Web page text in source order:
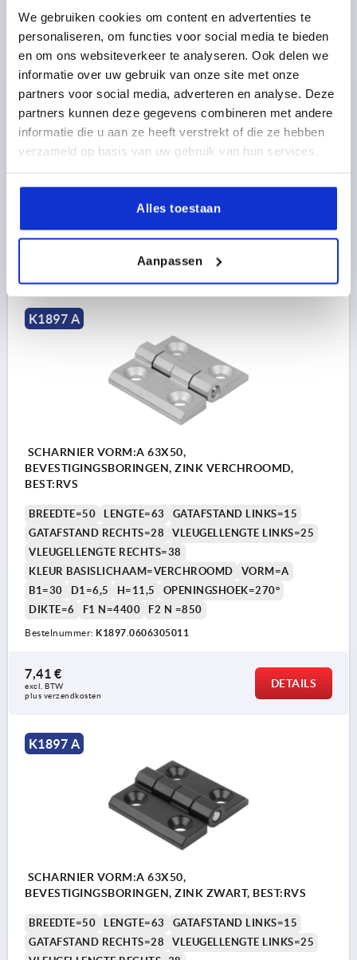
We gebruiken cookies om content en advertenties te
personaliseren, om functies voor social media te bieden
en om ons websiteverkeer te analyseren. Ook delen we
informatie over uw gebruik van onze site met onze
partners voor social media, adverteren en analyse. Deze
partners kunnen deze gegevens combineren met andere
informatie die u aan ze heeft verstrekt of die ze hebben
verzameld op basis van uw gebruik van hun services.
Alles toestaan
Aanpassen
SCHARNIER VORM:A 76X50,
BEVESTIGINGSBORINGEN, ZINK ZWART, BEST:RVS
BREEDTE=50 LENGTE=76
GATAFSTAND LINKS=28
GATAFSTAND RECHTS=28
VLEUGELLENGTE LINKS=38
VLEUGELLENGTE RECHTS=38
KLEUR BASISLICHAAM=ZWART
VORM=A
F1 N=3650
F2 N =900
K1897.0607605021
K1897 A
SCHARNIER VORM:A 63X50,
BEVESTIGINGSBORINGEN, ZINK VERCHROOMD,
BEST:RVS
BREEDTE=50 LENGTE=63
GATAFSTAND LINKS=15
GATAFSTAND RECHTS=28
VLEUGELLENGTE LINKS=25
VLEUGELLENGTE RECHTS=38
KLEUR BASISLICHAAM=VERCHROOMD
VORM=A
B1=30
D1=6,5 H=11,5
OPENINGSHOEK=270°
DIKTE=6
F1 N=4400 F2 N =850
Bestelnummer: K1897.0606305011
7,41 €
excl. BTW
plus verzendkosten
DETAILS
K1897 A
SCHARNIER VORM:A 63X50,
BEVESTIGINGSBORINGEN, ZINK ZWART, BEST:RVS
BREEDTE=50 LENGTE=63
GATAFSTAND LINKS=15
GATAFSTAND RECHTS=28
VLEUGELLENGTE LINKS=25